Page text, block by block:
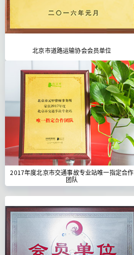
北京市道路运输协会会员单位
2017年度北京市交通事故专业站唯一指定合作
团队